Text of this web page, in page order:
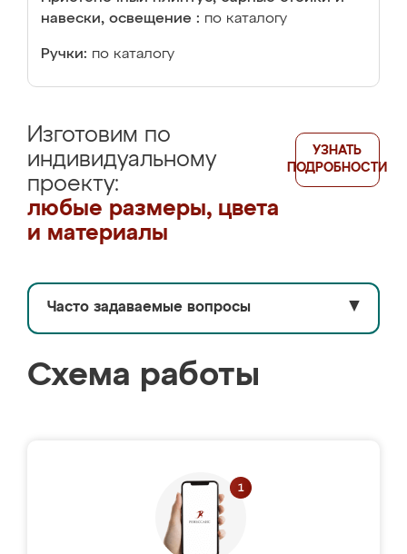
навески, освещение : по каталогу
Ручки: по каталогу
Изготовим по
индивидуальному
проекту:
любые размеры, цвета
и материалы
УЗНАТЬ
ПОДРОБНОСТИ
Часто задаваемые вопросы ▼
Схема работы